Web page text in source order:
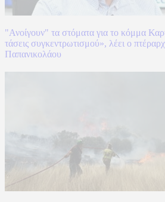
"Ανοίγουν" τα στόματα για το κόμμα
τάσεις συγκεντρωτισμού», λέει ο
Παπανικολάου